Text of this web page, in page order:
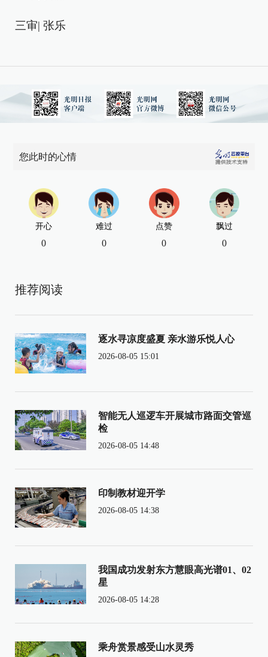
三审| 张乐
您此时的心情
开心
0
难过
0
点赞
0
飘过
0
推荐阅读
逐水寻凉度盛夏 亲水游乐悦人心
2026-08-05 15:01
智能无人巡逻车开展城市路面交管巡
检
2026-08-05 14:48
印制教材迎开学
2026-08-05 14:38
我国成功发射东方慧眼高光谱01、02
星
2026-08-05 14:28
乘舟赏景感受山水灵秀